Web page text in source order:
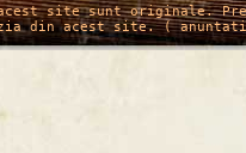
acest site sunt originale.
din acest site. (